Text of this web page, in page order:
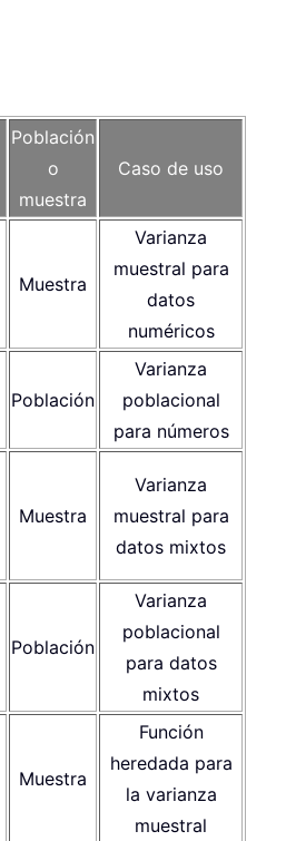
Población
o
muestra
Caso de uso
Muestra
Varianza
muestral para
datos
numéricos
Población
Varianza
poblacional
para números
Muestra
Varianza
muestral para
datos mixtos
Población
Varianza
poblacional
para datos
mixtos
Muestra
Función
heredada para
la varianza
muestral